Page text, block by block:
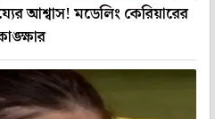
আশ্বাস! মডেলিং কেরিয়ারের